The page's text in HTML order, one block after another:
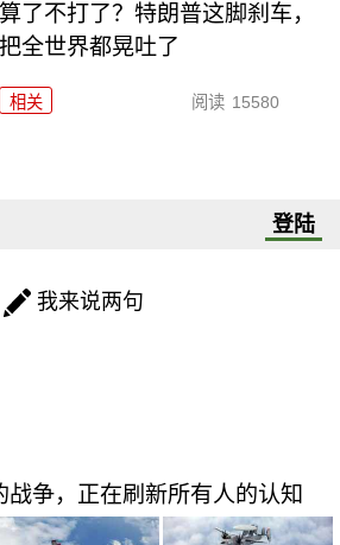
算了不打了？特朗普这脚刹车，
把全世界都晃吐了
相关 阅读 15580
登陆
我来说两句
争，正在刷新所有人的认知